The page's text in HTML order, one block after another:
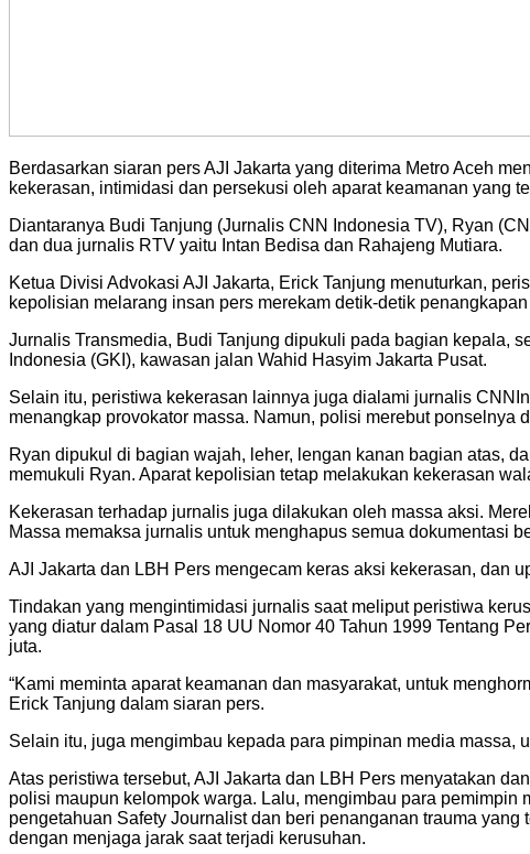
Berdasarkan siaran pers AJI Jakarta yang diterima Metro Aceh
kekerasan, intimidasi dan persekusi oleh aparat keamanan yang
Diantaranya Budi Tanjung (Jurnalis CNN Indonesia TV), Ryan
dan dua jurnalis RTV yaitu Intan Bedisa dan Rahajeng Mutiara.
Ketua Divisi Advokasi AJI Jakarta, Erick Tanjung menuturkan,
kepolisian melarang insan pers merekam detik-detik
Jurnalis Transmedia, Budi Tanjung dipukuli pada bagian kepala,
Indonesia (GKI), kawasan jalan Wahid Hasyim Jakarta Pusat.
Selain itu, peristiwa kekerasan lainnya juga dialami jurnalis
menangkap provokator massa. Namun, polisi merebut ponselnya
Ryan dipukul di bagian wajah, leher, lengan kanan bagian atas,
memukuli Ryan. Aparat kepolisian tetap melakukan kekerasan
Kekerasan terhadap jurnalis juga dilakukan oleh massa aksi.
Massa memaksa jurnalis untuk menghapus semua dokumentasi
AJI Jakarta dan LBH Pers mengecam keras aksi kekerasan, dan
Tindakan yang mengintimidasi jurnalis saat meliput peristiwa
yang diatur dalam Pasal 18 UU Nomor 40 Tahun 1999 Tentang
juta.
“Kami meminta aparat keamanan dan masyarakat, untuk
Erick Tanjung dalam siaran pers.
Selain itu, juga mengimbau kepada para pimpinan media
Atas peristiwa tersebut, AJI Jakarta dan LBH Pers menyatakan
polisi maupun kelompok warga. Lalu, mengimbau para
pengetahuan Safety Journalist dan beri penanganan trauma
dengan menjaga jarak saat terjadi kerusuhan.